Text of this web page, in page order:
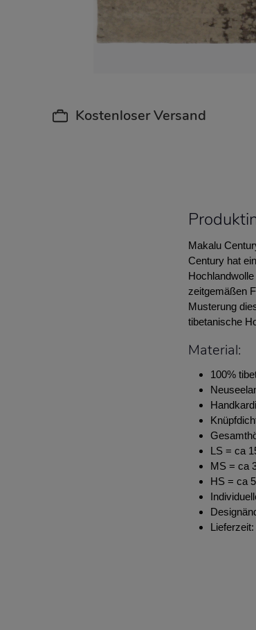
Kostenloser Versand
Makalu
Century hat
zeitgemäßen
Musterung
tibetanische
Material:
100%
LS = ca
MS = ca
HS = ca